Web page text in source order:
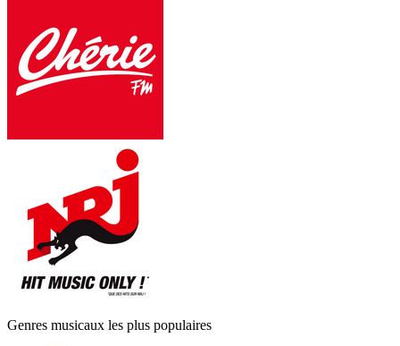
Genres musicaux les plus populaires